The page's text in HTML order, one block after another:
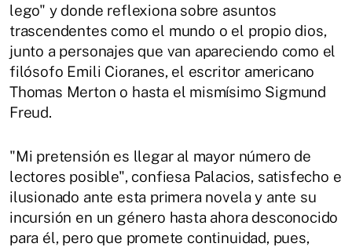
lego" y donde reflexiona sobre asuntos
trascendentes como el mundo o el propio dios,
junto a personajes que van apareciendo como el
filósofo Emili Cioranes, el escritor americano
Thomas Merton o hasta el mismísimo Sigmund
Freud.
"Mi pretensión es llegar al mayor número de
lectores posible", confiesa Palacios, satisfecho e
ilusionado ante esta primera novela y ante su
incursión en un género hasta ahora desconocido
para él, pero que promete continuidad, pues,